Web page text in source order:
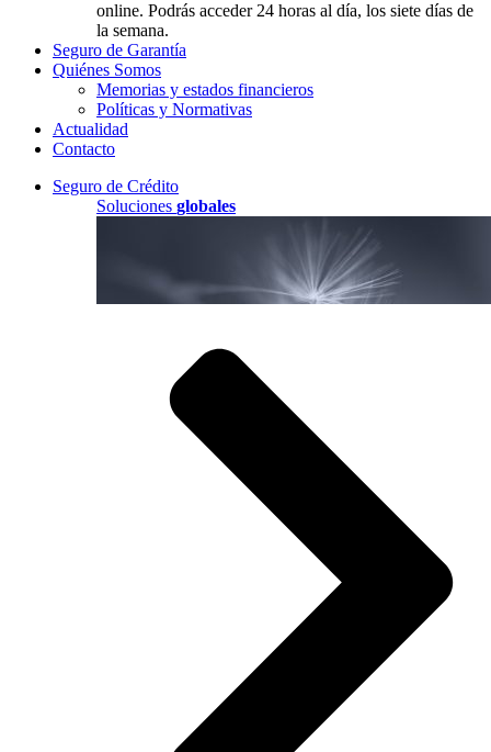
online. Podrás acceder 24 horas al día, los siete días de
la semana.
Seguro de Garantía
Quiénes Somos
Memorias y estados financieros
Políticas y Normativas
Actualidad
Contacto
Seguro de Crédito
Soluciones globales